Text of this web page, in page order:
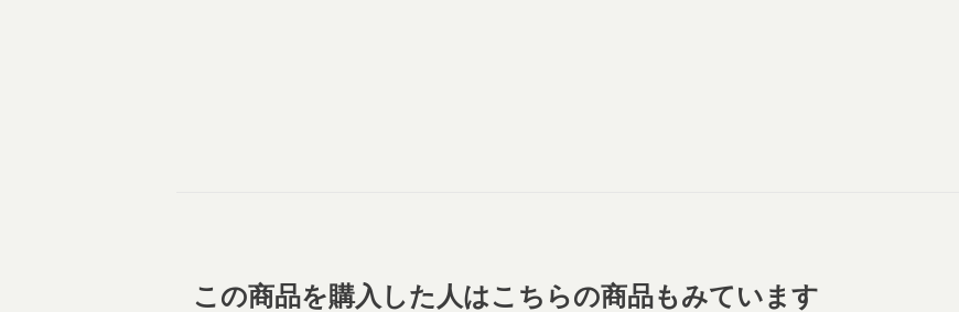
この商品を購入した人はこちらの商品もみています